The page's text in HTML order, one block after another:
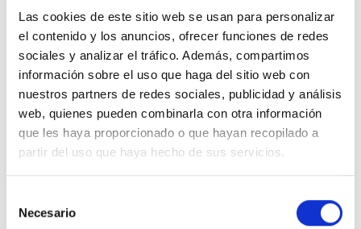
Las cookies de este sitio web se usan para personalizar
el contenido y los anuncios, ofrecer funciones de redes
sociales y analizar el tráfico. Además, compartimos
información sobre el uso que haga del sitio web con
nuestros partners de redes sociales, publicidad y análisis
web, quienes pueden combinarla con otra información
que les haya proporcionado o que hayan recopilado a
partir del uso que haya hecho de sus servicios.
Necesario
1. A menos que el pasado se haya borrado de mi
mente, no podré contemplar el mundo real. Pues
en ese caso no estaría contem­plando nada, sino
viendo lo que no esta ahí. ¿Cómo podría
entonces percibir el mundo que el perdón
ofrece? El propósito del pasado fue
precisamente ocultarlo, pues dicho mundo sólo
se puede ver en el ahora. No tiene pasado. Pues,